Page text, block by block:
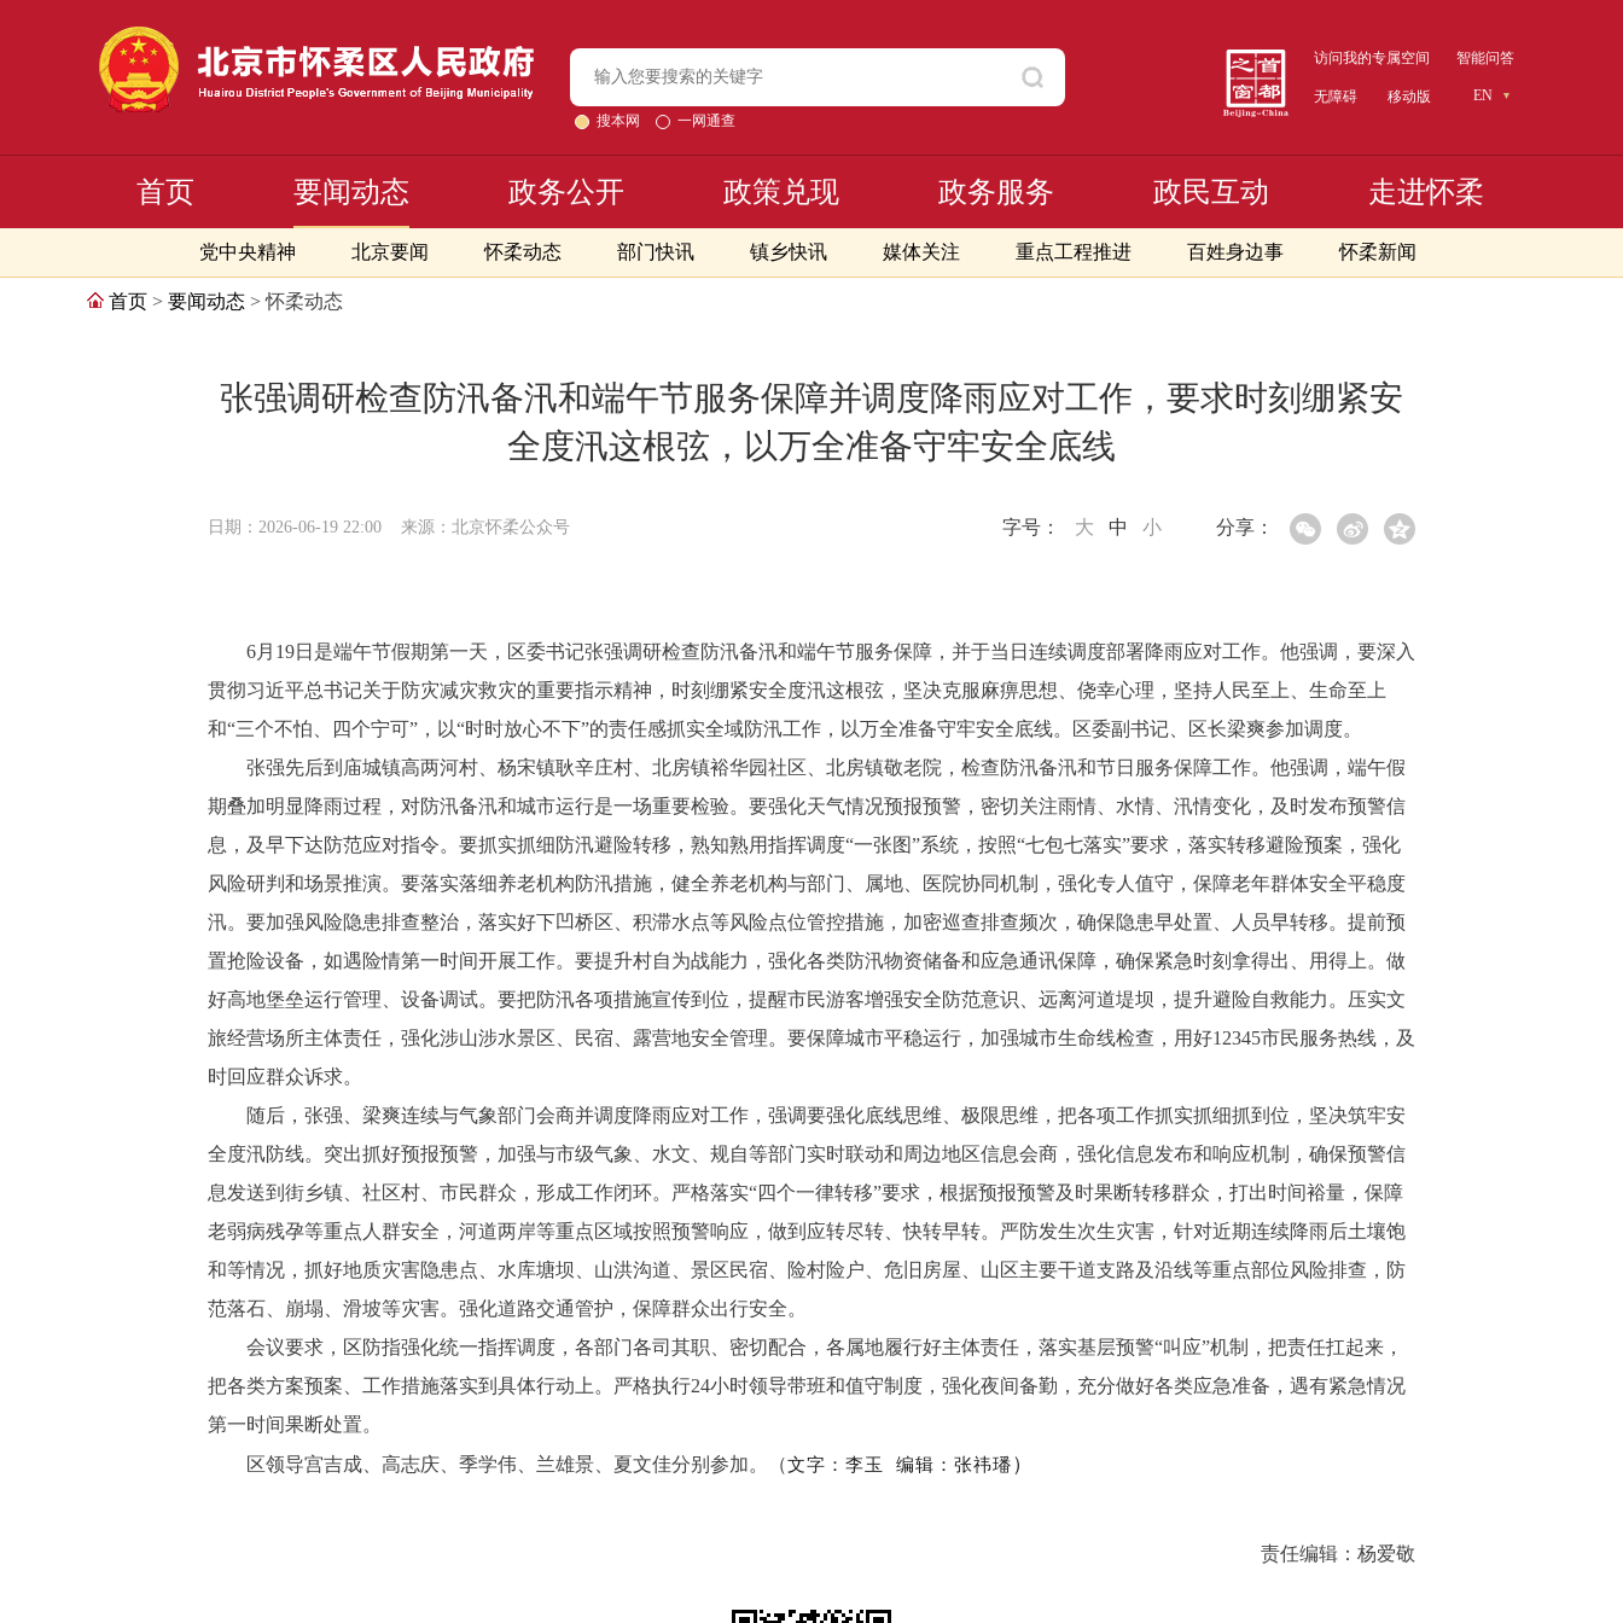
搜本网 一网通查
访问我的专属空间 智能问答
无障碍 移动版 EN
首页 要闻动态
党中央精神 北京要闻 怀柔动态 部门快讯 镇乡快讯 媒体关注 重点工程推进 百姓身边事 怀柔新闻
政务公开 政策兑现 政务服务 政民互动 走进怀柔
首页 > 要闻动态 > 怀柔动态
张强调研检查防汛备汛和端午节服务保障并调度降雨应对工作，要求时刻绷紧安
全度汛这根弦，以万全准备守牢安全底线
日期：2026-06-19 22:00 来源：北京怀柔公众号 分享：
字号： 大 中 小
6月19日是端午节假期第一天，区委书记张强调研检查防汛备汛和端午节服务保障，并于当日连续调度部署降雨应对工作。他强调，要深入
贯彻习近平总书记关于防灾减灾救灾的重要指示精神，时刻绷紧安全度汛这根弦，坚决克服麻痹思想、侥幸心理，坚持人民至上、生命至上
和“三个不怕、四个宁可”，以“时时放心不下”的责任感抓实全域防汛工作，以万全准备守牢安全底线。区委副书记、区长梁爽参加调度。
张强先后到庙城镇高两河村、杨宋镇耿辛庄村、北房镇裕华园社区、北房镇敬老院，检查防汛备汛和节日服务保障工作。他强调，端午假
期叠加明显降雨过程，对防汛备汛和城市运行是一场重要检验。要强化天气情况预报预警，密切关注雨情、水情、汛情变化，及时发布预警信
息，及早下达防范应对指令。要抓实抓细防汛避险转移，熟知熟用指挥调度“一张图”系统，按照“七包七落实”要求，落实转移避险预案，强化
风险研判和场景推演。要落实落细养老机构防汛措施，健全养老机构与部门、属地、医院协同机制，强化专人值守，保障老年群体安全平稳度
汛。要加强风险隐患排查整治，落实好下凹桥区、积滞水点等风险点位管控措施，加密巡查排查频次，确保隐患早处置、人员早转移。提前预
置抢险设备，如遇险情第一时间开展工作。要提升村自为战能力，强化各类防汛物资储备和应急通讯保障，确保紧急时刻拿得出、用得上。做
好高地堡垒运行管理、设备调试。要把防汛各项措施宣传到位，提醒市民游客增强安全防范意识、远离河道堤坝，提升避险自救能力。压实文
旅经营场所主体责任，强化涉山涉水景区、民宿、露营地安全管理。要保障城市平稳运行，加强城市生命线检查，用好12345市民服务热线，及
时回应群众诉求。
随后，张强、梁爽连续与气象部门会商并调度降雨应对工作，强调要强化底线思维、极限思维，把各项工作抓实抓细抓到位，坚决筑牢安
全度汛防线。突出抓好预报预警，加强与市级气象、水文、规自等部门实时联动和周边地区信息会商，强化信息发布和响应机制，确保预警信
息发送到街乡镇、社区村、市民群众，形成工作闭环。严格落实“四个一律转移”要求，根据预报预警及时果断转移群众，打出时间裕量，保障
老弱病残孕等重点人群安全，河道两岸等重点区域按照预警响应，做到应转尽转、快转早转。严防发生次生灾害，针对近期连续降雨后土壤饱
和等情况，抓好地质灾害隐患点、水库塘坝、山洪沟道、景区民宿、险村险户、危旧房屋、山区主要干道支路及沿线等重点部位风险排查，防
范落石、崩塌、滑坡等灾害。强化道路交通管护，保障群众出行安全。
会议要求，区防指强化统一指挥调度，各部门各司其职、密切配合，各属地履行好主体责任，落实基层预警“叫应”机制，把责任扛起来，
把各类方案预案、工作措施落实到具体行动上。严格执行24小时领导带班和值守制度，强化夜间备勤，充分做好各类应急准备，遇有紧急情况
第一时间果断处置。
区领导宫吉成、高志庆、季学伟、兰雄景、夏文佳分别参加。（文字：李玉 编辑：张祎璠）
责任编辑：杨爱敬